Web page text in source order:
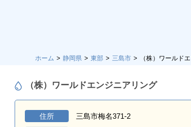
ホーム 静岡県 東部 三島市 （株）ワールド
（株）ワールドエンジニアリング
住所 三島市梅名371-2